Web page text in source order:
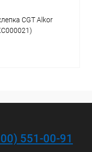
CGT Alkor
В наличии
551-00-91